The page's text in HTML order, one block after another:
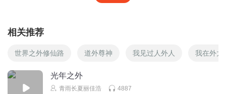
相关推荐
世界之外修仙路 道外尊神 我见过人外人 我在外太
光年之外
青雨长夏丽佳浩 4887